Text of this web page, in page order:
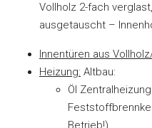
Vollholz 2-fach
ausgetauscht –
Innentüren aus
Heizung: Altbau:
Öl
Betrieb!)